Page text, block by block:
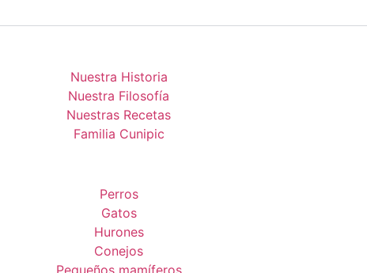
Nuestra Historia
Nuestra Filosofía
Nuestras Recetas
Familia Cunipic
Perros
Gatos
Hurones
Conejos